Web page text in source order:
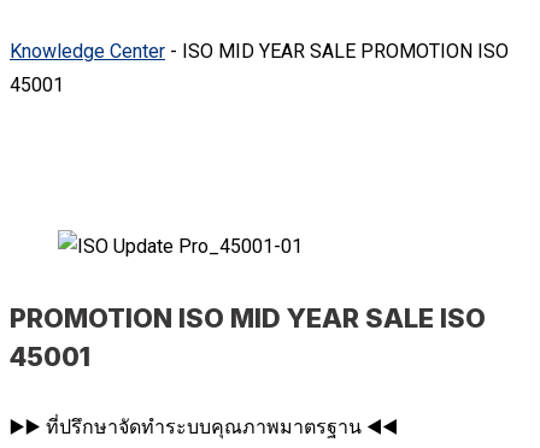
Knowledge Center - ISO MID YEAR SALE PROMOTION ISO
45001
PROMOTION ISO MID YEAR SALE ISO
45001
▶️▶️ ที่ปรึกษาจัดทำระบบคุณภาพมาตรฐาน ◀️◀️